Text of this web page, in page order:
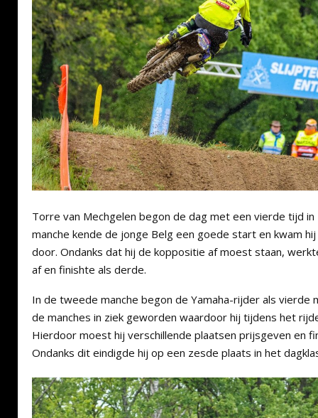
Torre van Mechgelen begon de dag met een vierde tijd
manche kende de jonge Belg een goede start en kwam
door. Ondanks dat hij de koppositie af moest staan,
af en finishte als derde.
In de tweede manche begon de Yamaha-rijder als vierde
de manches in ziek geworden waardoor hij tijdens het
Hierdoor moest hij verschillende plaatsen prijsgeven en
Ondanks dit eindigde hij op een zesde plaats in het